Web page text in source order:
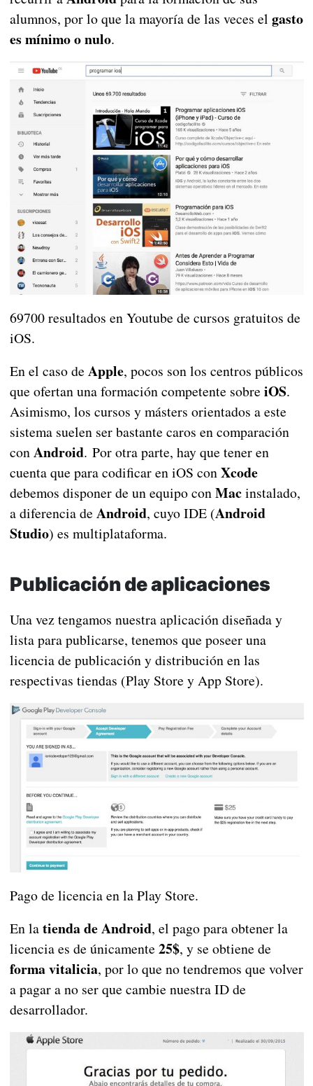
alumnos, por lo que la mayoría de las veces el gasto
es mínimo o nulo.
69700 resultados en Youtube de cursos gratuitos de
iOS.
En el caso de Apple, pocos son los centros públicos
que ofertan una formación competente sobre iOS.
Asimismo, los cursos y másters orientados a este
sistema suelen ser bastante caros en comparación
conAndroid. Por otra parte, hay que tener en
cuenta que para codificar en iOS conXcode
debemos disponer de un equipo conMacinstalado,
a diferencia de Android, cuyo IDE (Android
Studio) es multiplataforma.
Publicación de aplicaciones
Una vez tengamos nuestra aplicación diseñada y
lista para publicarse, tenemos que poseer una
licencia de publicación y distribución en las
respectivas tiendas (Play Store y App Store).
Pago de licencia en la Play Store.
En latienda de Android, el pago para obtener la
licencia es de únicamente 25$, y se obtiene de
forma vitalicia, por lo que no tendremos que volver
a pagar a no ser que cambie nuestra ID de
desarrollador.